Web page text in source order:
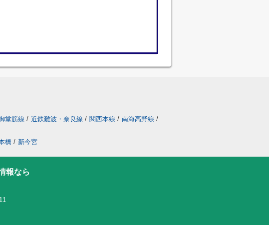
堂筋線 / 近鉄難波・奈良線 / 関西本線 / 南海高野線 /
橋 / 新今宮
報なら